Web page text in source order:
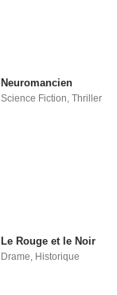
Neuromancien
Science Fiction,Thriller
Le Rouge et le Noir
Drame, Historique